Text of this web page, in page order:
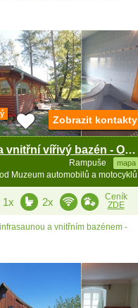
Srub sauna a vnitřní vířivý bazén - Orlické hory
Rampuše mapa
Muzeum automobilů a motocyklů
Zobrazit kontakty
1x 2x
Ceník
ZDE
a vnitřním bazénem -